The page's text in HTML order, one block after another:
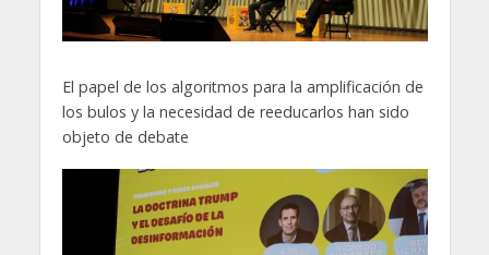
El papel de los algoritmos para la amplificación de
los bulos y la necesidad de reeducarlos han sido
objeto de debate